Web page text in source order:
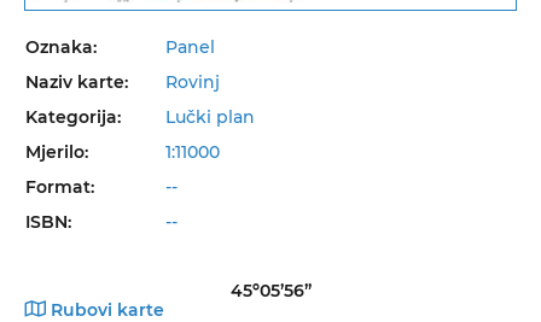
Oznaka:
Panel
Naziv karte:
Rovinj
Kategorija:
Lučki plan
Mjerilo:
1:11000
Format:
--
ISBN:
--
Rubovi karte
45º05’56”